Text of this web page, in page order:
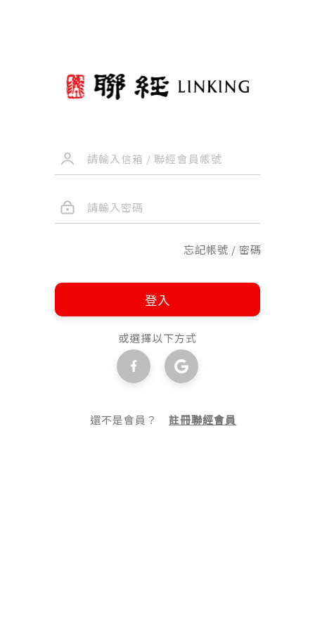
忘記帳號 / 密碼
登入
或選擇以下方式
還不是會員？註冊聯經會員